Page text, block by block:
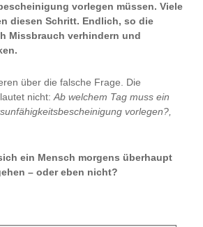
vorlegen müssen. Viele
diesen Schritt. Endlich, so die
Missbrauch verhindern und
über die falsche Frage. Die
nicht: Ab welchem Tag muss ein
vorlegen?,
ein Mensch morgens überhaupt
– oder eben nicht?